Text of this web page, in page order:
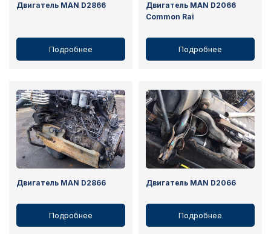
Двигатель MAN D2866
Подробнее
Двигатель MAN D2066
Common Rai
Подробнее
Двигатель MAN D2866
Подробнее
Двигатель MAN D2066
Подробнее